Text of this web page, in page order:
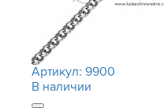
Артикул: 9900
В наличии